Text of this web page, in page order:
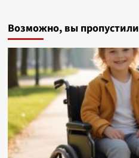
Возможно, вы пропустили